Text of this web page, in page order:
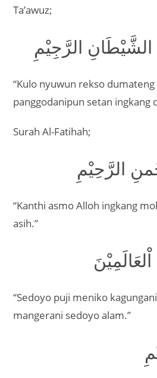
Ta’awuz;
الشَّيْطَانِ الرَّجِيْمِ
“Kulo nyuwun rekso
panggodanipun setan ingkang
Surah Al-Fatihah;
الرَّحِيْمِ
“Kanthi asmo Alloh ingkang
asih.”
“Sedoyo puji meniko
mangerani sedoyo alam.”